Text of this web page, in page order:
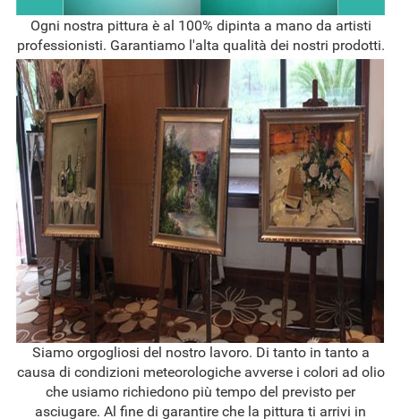
Ogni nostra pittura è al 100% dipinta a mano da artisti
professionisti. Garantiamo l'alta qualità dei nostri prodotti.
Siamo orgogliosi del nostro lavoro. Di tanto in tanto a
causa di condizioni meteorologiche avverse i colori ad olio
che usiamo richiedono più tempo del previsto per
asciugare. Al fine di garantire che la pittura ti arrivi in